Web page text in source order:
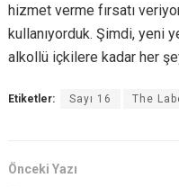
hizmet verme fırsatı
kullanıyorduk. Şimdi, yeni
alkollü içkilere kadar her
Etiketler: Sayı 16 The
Önceki Yazı